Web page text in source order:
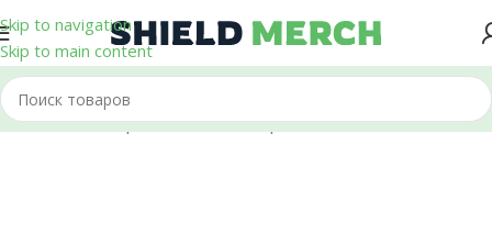
Skip to navigation
Skip to main content
Главная/Стикеры и Наклейки/Термонаклейки